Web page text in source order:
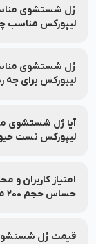
محصول درج شده
لیپورکس مناسب
لیپورکس مناسب
لیپورکس برای
لیپورکس مناسب
لیپورکس تست
لیپورکس بر روی
امتیاز
حساس حجم 200 میل لیپورکس چقدر است؟